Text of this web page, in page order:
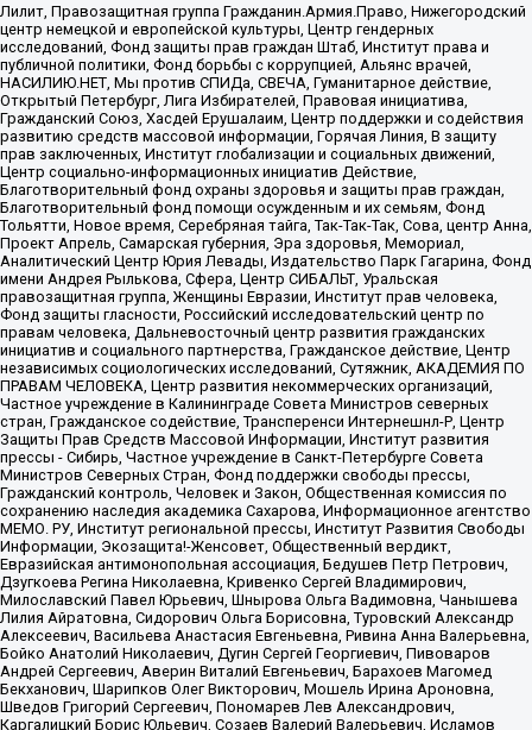
Лилит, Правозащитная группа Гражданин.Армия.Право, Нижегородский
центр немецкой и европейской культуры, Центр гендерных
исследований, Фонд защиты прав граждан Штаб, Институт права и
публичной политики, Фонд борьбы с коррупцией, Альянс врачей,
НАСИЛИЮ.НЕТ, Мы против СПИДа, СВЕЧА, Гуманитарное действие,
Открытый Петербург, Лига Избирателей, Правовая инициатива,
Гражданский Союз, Хасдей Ерушалаим, Центр поддержки и содействия
развитию средств массовой информации, Горячая Линия, В защиту
прав заключенных, Институт глобализации и социальных движений,
Центр социально-информационных инициатив Действие,
Благотворительный фонд охраны здоровья и защиты прав граждан,
Благотворительный фонд помощи осужденным и их семьям, Фонд
Тольятти, Новое время, Серебряная тайга, Так-Так-Так, Сова, центр Анна,
Проект Апрель, Самарская губерния, Эра здоровья, Мемориал,
Аналитический Центр Юрия Левады, Издательство Парк Гагарина, Фонд
имени Андрея Рылькова, Сфера, Центр СИБАЛЬТ, Уральская
правозащитная группа, Женщины Евразии, Институт прав человека,
Фонд защиты гласности, Российский исследовательский центр по
правам человека, Дальневосточный центр развития гражданских
инициатив и социального партнерства, Гражданское действие, Центр
независимых социологических исследований, Сутяжник, АКАДЕМИЯ ПО
ПРАВАМ ЧЕЛОВЕКА, Центр развития некоммерческих организаций,
Частное учреждение в Калининграде Совета Министров северных
стран, Гражданское содействие, Трансперенси Интернешнл-Р, Центр
Защиты Прав Средств Массовой Информации, Институт развития
прессы - Сибирь, Частное учреждение в Санкт-Петербурге Совета
Министров Северных Стран, Фонд поддержки свободы прессы,
Гражданский контроль, Человек и Закон, Общественная комиссия по
сохранению наследия академика Сахарова, Информационное агентство
МЕМО. РУ, Институт региональной прессы, Институт Развития Свободы
Информации, Экозащита!-Женсовет, Общественный вердикт,
Евразийская антимонопольная ассоциация, Бедушев Петр Петрович,
Дзугкоева Регина Николаевна, Кривенко Сергей Владимирович,
Милославский Павел Юрьевич, Шнырова Ольга Вадимовна, Чанышева
Лилия Айратовна, Сидорович Ольга Борисовна, Туровский Александр
Алексеевич, Васильева Анастасия Евгеньевна, Ривина Анна Валерьевна,
Бойко Анатолий Николаевич, Дугин Сергей Георгиевич, Пивоваров
Андрей Сергеевич, Аверин Виталий Евгеньевич, Барахоев Магомед
Бекханович, Шарипков Олег Викторович, Мошель Ирина Ароновна,
Шведов Григорий Сергеевич, Пономарев Лев Александрович,
Каргалицкий Борис Юльевич, Созаев Валерий Валерьевич, Исламов